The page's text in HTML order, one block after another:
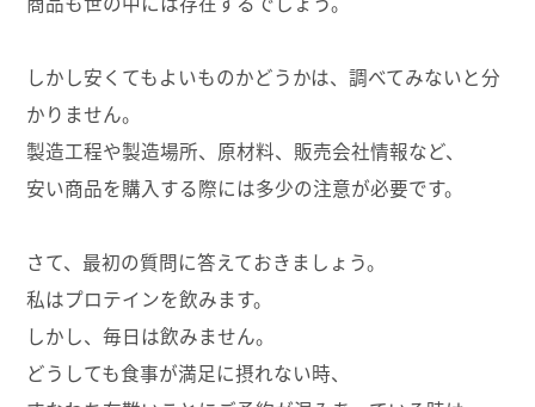
しかし安くてもよいものかどうかは、調べてみないと分
かりません。
製造工程や製造場所、原材料、販売会社情報など、
安い商品を購入する際には多少の注意が必要です。
さて、最初の質問に答えておきましょう。
私はプロテインを飲みます。
しかし、毎日は飲みません。
どうしても食事が満足に摂れない時、